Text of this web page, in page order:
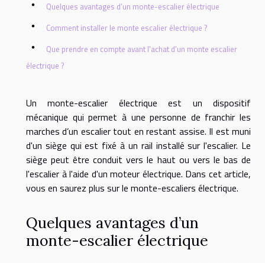
Quelques avantages d’un monte-escalier électrique
Comment installer le monte escalier électrique ?
Que prendre en compte avant l'achat d'un monte escalier
électrique ?
Un monte-escalier électrique est un dispositif
mécanique qui permet à une personne de franchir les
marches d’un escalier tout en restant assise. Il est muni
d'un siège qui est fixé à un rail installé sur l'escalier. Le
siège peut être conduit vers le haut ou vers le bas de
l'escalier à l'aide d'un moteur électrique. Dans cet article,
vous en saurez plus sur le monte-escaliers électrique.
Quelques avantages d’un
monte-escalier électrique